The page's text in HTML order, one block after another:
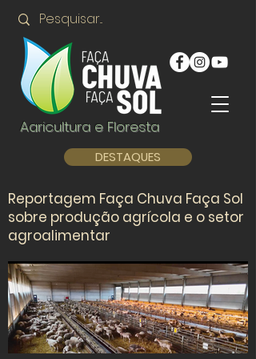
Agricultura e Floresta
DESTAQUES
Reportagem Faça Chuva Faça Sol
sobre produção agrícola e o setor
agroalimentar